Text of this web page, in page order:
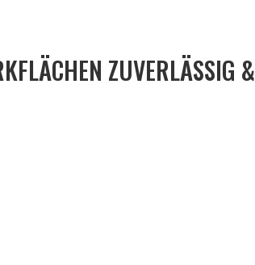
ZUVERLÄSSIG &